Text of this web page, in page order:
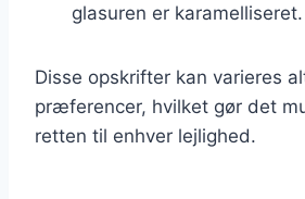
glasuren er karamelliseret.
Disse opskrifter kan varieres
præferencer, hvilket gør det
retten til enhver lejlighed.